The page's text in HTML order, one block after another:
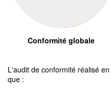
Conformité globale
L'audit de conformité réalisé
que :